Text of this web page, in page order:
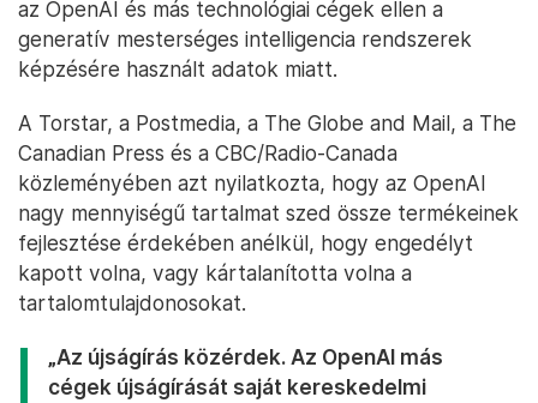
az OpenAI és más technológiai cégek ellen a
generatív mesterséges intelligencia rendszerek
képzésére használt adatok miatt.
A Torstar, a Postmedia, a The Globe and Mail, a The
Canadian Press és a CBC/Radio-Canada
közleményében azt nyilatkozta, hogy az OpenAI
nagy mennyiségű tartalmat szed össze termékeinek
fejlesztése érdekében anélkül, hogy engedélyt
kapott volna, vagy kártalanította volna a
tartalomtulajdonosokat.
„Az újságírás közérdek. Az OpenAI más
cégek újságírását saját kereskedelmi